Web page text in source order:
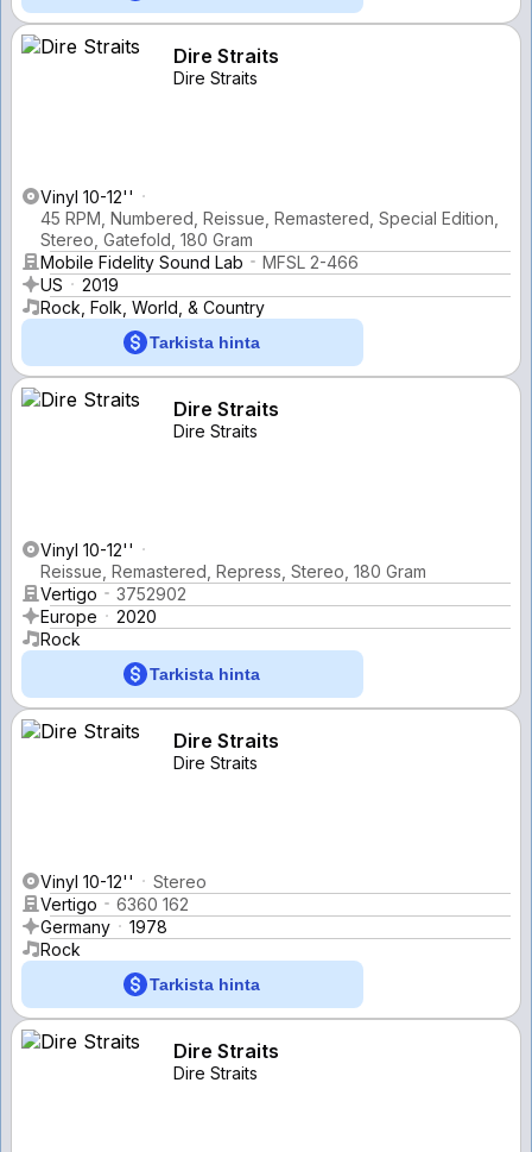
Dire Straits
Dire Straits
Vinyl 10-12''
45 RPM, Numbered, Reissue, Remastered, Special Edition,
Stereo, Gatefold, 180 Gram
Mobile Fidelity Sound Lab
MFSL 2-466
US
2019
Rock, Folk, World, & Country
Tarkista hinta
Dire Straits
Dire Straits
Vinyl 10-12''
Reissue, Remastered, Repress, Stereo, 180 Gram
Vertigo
3752902
Europe
2020
Rock
Tarkista hinta
Dire Straits
Dire Straits
Vinyl 10-12''
Stereo
Vertigo
6360 162
Germany
1978
Rock
Tarkista hinta
Dire Straits
Dire Straits